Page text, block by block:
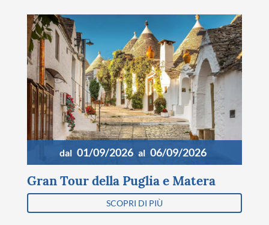
dal 01/09/2026 al 06/09/2026
Gran Tour della Puglia e Matera
SCOPRI DI PIÙ